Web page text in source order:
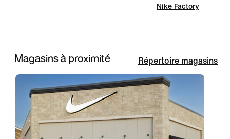
Nike Factory
Magasins à proximité Répertoire magasins